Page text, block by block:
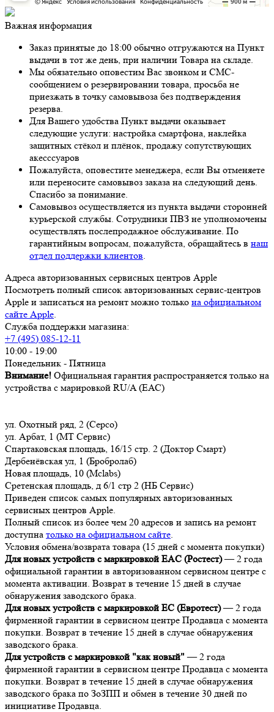
Важная информация
Заказ принятые до 18:00 обычно отгружаются на Пункт
выдачи в тот же день, при наличии Товара на складе.
Мы обязательно оповестим Вас звонком и СМС-
сообщением о резервировании товара, просьба не
приезжать в точку самовывоза без подтверждения
резерва.
Для Вашего удобства Пункт выдачи оказывает
следующие услуги: настройка смартфона, наклейка
защитных стёкол и плёнок, продажу сопутствующих
акесссуаров
Пожалуйста, оповестите менеджера, если Вы отменяете
или переносите самовывоз заказа на следующий день.
Спасибо за понимание.
Самовывоз осуществляется из пункта выдачи сторонней
курьерской службы. Сотрудники ПВЗ не уполномочены
осуществлять послепродажное обслуживание. По
гарантийным вопросам, пожалуйста, обращайтесь в наш
отдел поддержки клиентов.
Адреса авторизованных сервисных центров Apple
Посмотреть полный список авторизованных сервис-центров
Apple и записаться на ремонт можно только на официальном
сайте Apple.
Служба поддержки магазина:
+7 (495) 085-12-11
10:00 - 19:00
Понедельник - Пятница
Внимание! Официальная гарантия распространяется только на
устройства с марировкой RU/A (ЕАС)
ул. Охотный ряд, 2 (Серсо)
ул. Арбат, 1 (МТ Сервис)
Спартаковская площадь, 16/15 стр. 2 (Доктор Смарт)
Дербенёвская ул, 1 (Бробролаб)
Новая площадь, 10 (Mclabs)
Сретенская площадь, д 6/1 стр 2 (НБ Сервис)
Приведен список самых популярных авторизованных
сервисных центров Apple.
Полный список из более чем 20 адресов и запись на ремонт
доступна только на официальном сайте.
Условия обмена/возврата товара (15 дней с момента покупки)
Для новых устройств с маркировкой EAC (Ростест)— 2 года
официальной гарантии в авторизованном сервисном центре с
момента активации. Возврат в течение 15 дней в случае
обнаружения заводского брака.
Для новых устройств с маркировкой EC (Евротест)— 2 года
фирменной гарантии в сервисном центре Продавца с момента
покупки. Возврат в течение 15 дней в случае обнаружения
заводского брака.
Для устройств с маркировкой "как новый" — 2 года
фирменной гарантии в сервисном центре Продавца с момента
покупки. Возврат в течение 15 дней в случае обнаружения
заводского брака по ЗоЗПП и обмен в течение 30 дней по
инициативе Продавца.